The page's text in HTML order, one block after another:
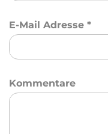
E-Mail Adresse *
Kommentare